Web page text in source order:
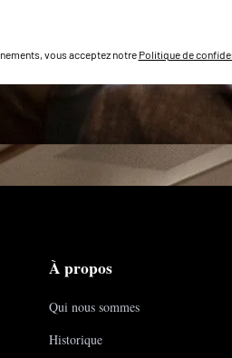
vous acceptez notre Politique de
À propos
Qui nous sommes
Historique